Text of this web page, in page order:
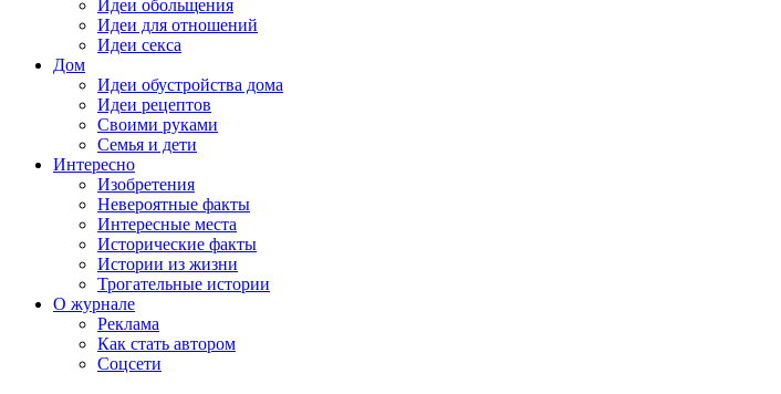
Идеи обольщения
Идеи для отношений
Идеи секса
Дом
Идеи обустройства дома
Идеи рецептов
Своими руками
Семья и дети
Интересно
Изобретения
Невероятные факты
Интересные места
Исторические факты
Истории из жизни
Трогательные истории
О журнале
Реклама
Как стать автором
Соцсети